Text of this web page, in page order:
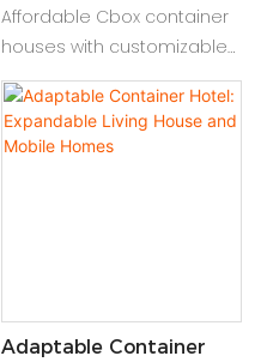
Custom 20/40ft Designs
‌Affordable Cbox container
houses with customizable
20/40ft designs – budget-
friendly modular units for
homes, offices, or pop-up
Adaptable Container